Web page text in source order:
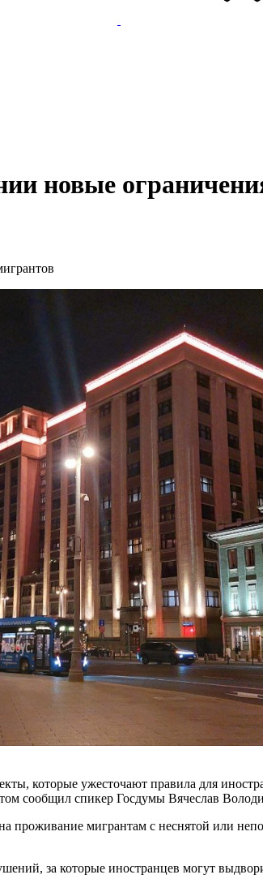
новые
которые ужесточают правила для
сообщил спикер Госдумы Вячеслав
проживание мигрантам с неснятой или
за которые иностранцев могут